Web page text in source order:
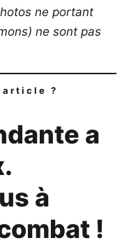
ne portant
ne sont pas
article ?
a
à
!